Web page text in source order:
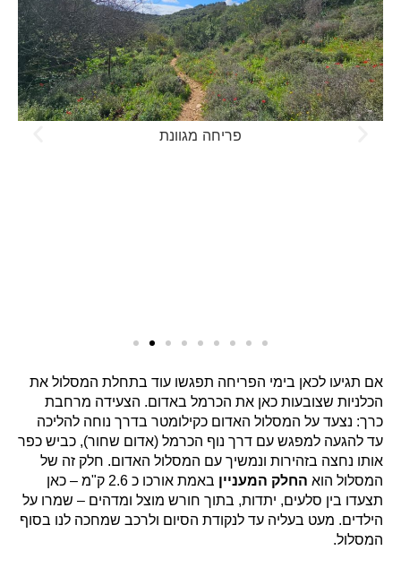
פריחה מגוונת
אם תגיעו לכאן בימי הפריחה תפגשו עוד בתחלת המסלול את
הכלניות שצובעות כאן את הכרמל באדום. הצעידה מרחבת
כרך: נצעד על המסלול האדום כקילומטר בדרך נוחה להליכה
עד להגעה למפגש עם דרך נוף הכרמל (אדום שחור), כביש כפר
אותו נחצה בזהירות ונמשיך עם המסלול האדום. חלק זה של
המסלול הוא החלק המעניין
באמת אורכו כ 2.6 ק"מ – כאן
תצעדו בין סלעים, יתדות, בתוך חורש מוצל ומדהים – שמרו על
הילדים. מעט בעליה עד לנקודת הסיום ולרכב שמחכה לנו בסוף
המסלול.